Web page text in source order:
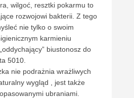
wilgoć, resztki pokarmu to
rozwojowi bakterii. Z tego
nie tylko o swoim
karmieniu
biustonosz do
5010.
nie podrażnia wrażliwych
wygląd , jest także
ubraniami.